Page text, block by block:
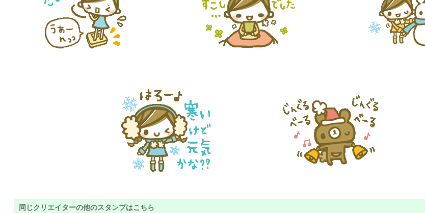
同じクリエイターの他のスタンプはこちら